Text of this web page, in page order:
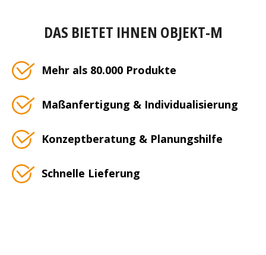
DAS BIETET IHNEN OBJEKT-M
Mehr als 80.000 Produkte
Maßanfertigung & Individualisierung
Konzeptberatung & Planungshilfe
Schnelle Lieferung